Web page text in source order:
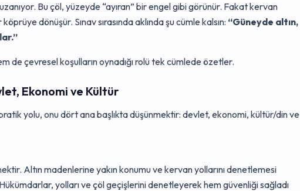
Bu çöl, yüzeyde “ayıran” bir engel gibi görünür. Fakat kervan
dönüşür. Sınav sırasında aklında şu cümle kalsın: “Güneyde altın,
de çevresel koşulların oynadığı rolü tek cümlede özetler.
Ekonomi ve Kültür
yolu, onu dört ana başlıkta düşünmektir: devlet, ekonomi, kültür/din ve
Altın madenlerine yakın konumu ve kervan yollarını denetlemesi
yolları ve çöl geçişlerini denetleyerek hem güvenliği sağladı